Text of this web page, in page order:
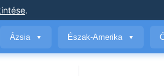
.
Ázsia ▼ Észak-Amerika ▼